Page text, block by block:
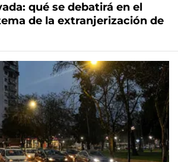
qué se debatirá en el
de la extranjerización de